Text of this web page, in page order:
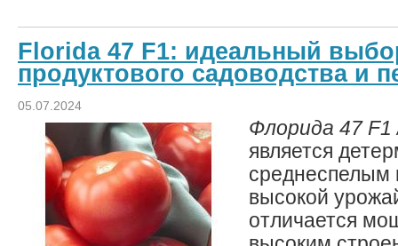
Florida 47 F1: идеальный
продуктового садоводства и
05.07.2024
Флорида 47 F1
является
среднеспелым
высокой
отличается